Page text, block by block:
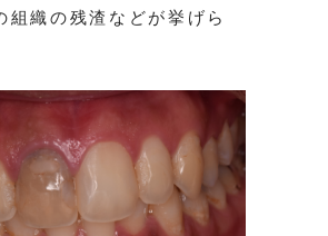
組織の残渣などが挙げら